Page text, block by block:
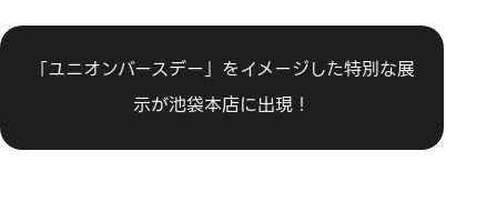
「ユニオンバースデー」をイメージした特別な展
示が池袋本店に出現！